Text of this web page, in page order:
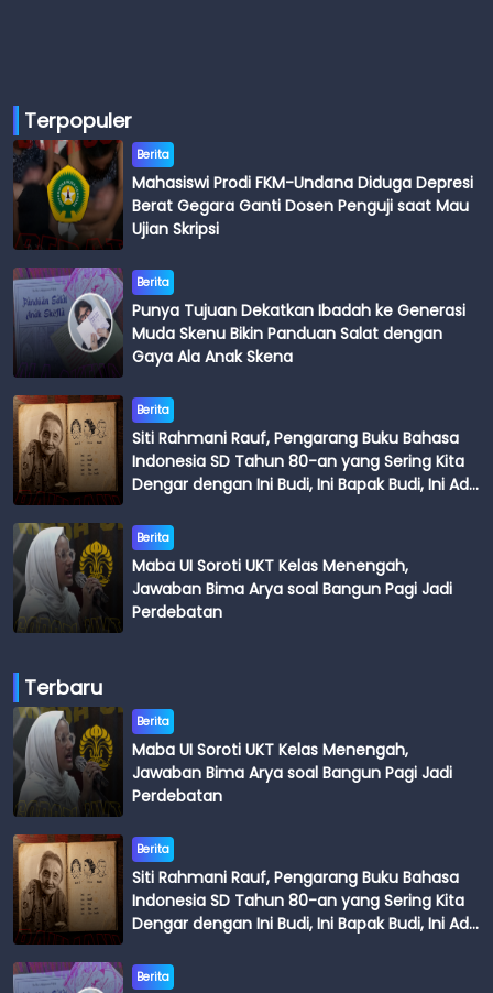
Terpopuler
Berita
Mahasiswi Prodi FKM-Undana Diduga Depresi
Berat Gegara Ganti Dosen Penguji saat Mau
Ujian Skripsi
Berita
Punya Tujuan Dekatkan Ibadah ke Generasi
Muda Skenu Bikin Panduan Salat dengan
Gaya Ala Anak Skena
Berita
Siti Rahmani Rauf, Pengarang Buku Bahasa
Indonesia SD Tahun 80-an yang Sering Kita
Dengar dengan Ini Budi, Ini Bapak Budi, Ini Adik
Berita
Maba UI Soroti UKT Kelas Menengah,
Jawaban Bima Arya soal Bangun Pagi Jadi
Perdebatan
Terbaru
Berita
Maba UI Soroti UKT Kelas Menengah,
Jawaban Bima Arya soal Bangun Pagi Jadi
Perdebatan
Berita
Siti Rahmani Rauf, Pengarang Buku Bahasa
Indonesia SD Tahun 80-an yang Sering Kita
Dengar dengan Ini Budi, Ini Bapak Budi, Ini Adik
Berita